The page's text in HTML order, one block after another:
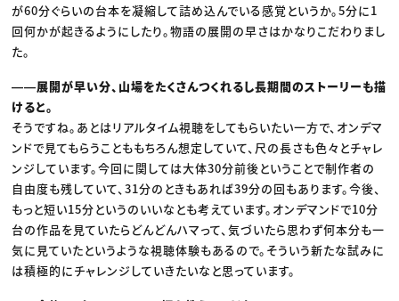
が60分ぐらいの台本を凝縮して詰め込んでいる感覚というか。5分に1
回何かが起きるようにしたり。物語の展開の早さはかなりこだわりまし
た。
――展開が早い分、山場をたくさんつくれるし長期間のストーリーも描
けると。
そうですね。あとはリアルタイム視聴をしてもらいたい一方で、オンデマ
ンドで見てもらうことももちろん想定していて、尺の長さも色々とチャレ
ンジしています。今回に関しては大体30分前後ということで制作者の
自由度も残していて、31分のときもあれば39分の回もあります。今後、
もっと短い15分というのいいなとも考えています。オンデマンドで10分
台の作品を見ていたらどんどんハマって、気づいたら思わず何本分も一
気に見ていたというような視聴体験もあるので。そういう新たな試みに
は積極的にチャレンジしていきたいなと思っています。